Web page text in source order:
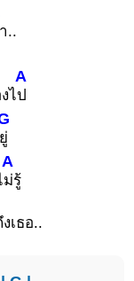
..
ไ
A
ป
ยู่
A
ม่รู้
เธอ..